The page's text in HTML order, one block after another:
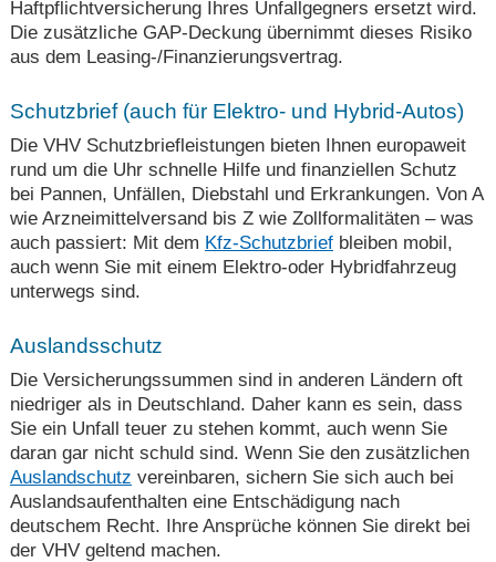
Haftpflichtversicherung Ihres Unfallgegners ersetzt wird.
Die zusätzliche GAP-Deckung übernimmt dieses Risiko
aus dem Leasing-/Finanzierungsvertrag.
Schutzbrief (auch für Elektro- und Hybrid-Autos)
Die VHV Schutzbriefleistungen bieten Ihnen europaweit
rund um die Uhr schnelle Hilfe und finanziellen Schutz
bei Pannen, Unfällen, Diebstahl und Erkrankungen. Von A
wie Arzneimittelversand bis Z wie Zollformalitäten – was
auch passiert: Mit dem Kfz-Schutzbriefbleiben mobil,
auch wenn Sie mit einem Elektro-oder Hybridfahrzeug
unterwegs sind.
Auslandsschutz
Die Versicherungssummen sind in anderen Ländern oft
niedriger als in Deutschland. Daher kann es sein, dass
Sie ein Unfall teuer zu stehen kommt, auch wenn Sie
daran gar nicht schuld sind. Wenn Sie den zusätzlichen
Auslandschutz vereinbaren, sichern Sie sich auch bei
Auslandsaufenthalten eine Entschädigung nach
deutschem Recht. Ihre Ansprüche können Sie direkt bei
der VHV geltend machen.